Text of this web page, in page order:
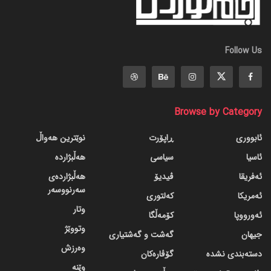
Follow Us
Browse by Category
ئابووری
ئاسیا
ئەفریقا
ئەمریکا
ئەورووپا
جیهان
دسته‌بندی نشده
ڕاپۆرت
سیاسی
ڤیدیۆ
کەلتوری
کۆمەڵگا
گه‌شت و گه‌شتیاری
گۆڤاره‌کان
نوێترین هەواڵ
هەڵبژاردە
هەڵبژاردەی
سەرنووسەر
وتار
وتووێژ
وەرزش
وێنە